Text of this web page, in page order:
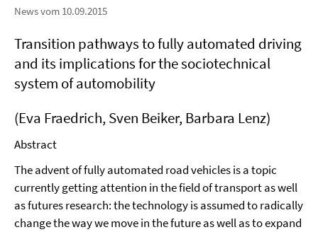
News vom 10.09.2015
Transition pathways to fully automated driving
and its implications for the sociotechnical
system of automobility
(Eva Fraedrich,Sven Beiker,Barbara Lenz)
Abstract
The advent of fully automated road vehicles is a topic
currently getting attention in the field of transport as well
as futures research: the technology is assumed to radically
change the way we move in the future as well as to expand